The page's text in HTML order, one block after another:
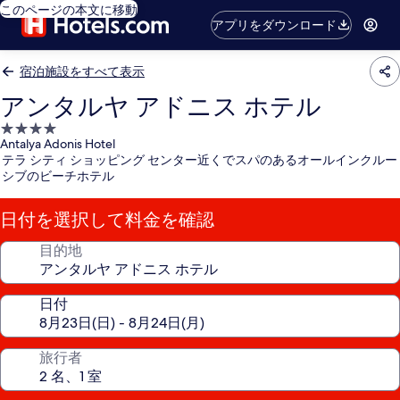
このページの本文に移動
アプリをダウンロード
宿泊施設をすべて表示
アンタルヤ アドニス ホテル
4.0
つ
星
宿
泊
施
設
Antalya Adonis Hotel
テラ シティ ショッピング センター近くでスパのあるオールインクルー
シブのビーチホテル
日付を選択して料金を確認
目的地
日付
旅行者